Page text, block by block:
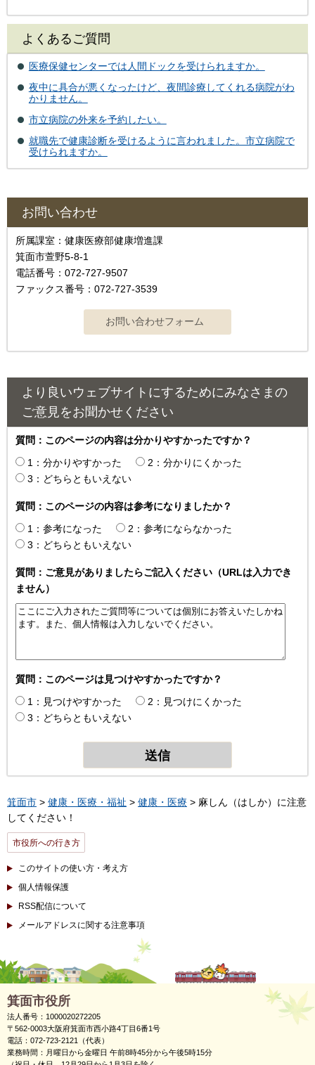
よくあるご質問
医療保健センターでは人間ドックを受けられますか。
夜中に具合が悪くなったけど、夜間診療してくれる病院がわ
かりません。
市立病院の外来を予約したい。
就職先で健康診断を受けるように言われました。市立病院で
受けられますか。
お問い合わせ
所属課室：健康医療部健康増進課
箕面市萱野5-8-1
電話番号：072-727-9507
ファックス番号：072-727-3539
より良いウェブサイトにするためにみなさまの
ご意見をお聞かせください
質問：このページの内容は分かりやすかったですか？
1：分かりやすかった
2：分かりにくかった
3：どちらともいえない
質問：このページの内容は参考になりましたか？
1：参考になった
2：参考にならなかった
3：どちらともいえない
質問：ご意見がありましたらご記入ください（URLは入力でき
ません）
質問：このページは見つけやすかったですか？
1：見つけやすかった
2：見つけにくかった
3：どちらともいえない
箕面市 > 健康・医療・福祉 > 健康・医療 > 麻しん（はしか）に注意
してください！
市役所への行き方
このサイトの使い方・考え方
個人情報保護
RSS配信について
メールアドレスに関する注意事項
箕面市役所
法人番号：1000020272205
〒562-0003大阪府箕面市西小路4丁目6番1号
電話：072-723-2121（代表）
業務時間：月曜日から金曜日 午前8時45分から午後5時15分